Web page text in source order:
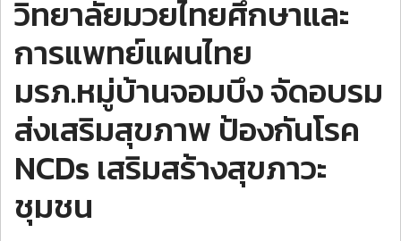
วิทยาลัยมวยไทยศึกษาและ
การแพทย์แผนไทย
มรภ.หมู่บ้านจอมบึง จัดอบรม
ส่งเสริมสุขภาพ ป้องกันโรค
NCDs เสริมสร้างสุขภาวะ
ชุมชน